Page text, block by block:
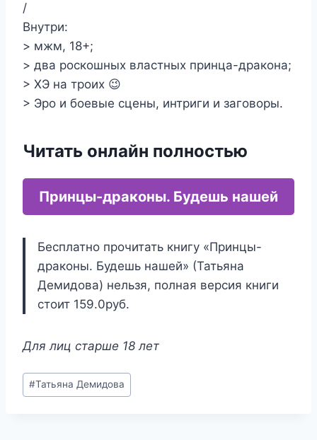
/
Внутри:
> мжм, 18+;
> два роскошных властных принца-дракона;
> ХЭ на троих 😉
> Эро и боевые сцены, интриги и заговоры.
Читать онлайн полностью
Принцы-драконы. Будешь нашей
Бесплатно прочитать книгу «Принцы-
драконы. Будешь нашей» (Татьяна
Демидова) нельзя, полная версия книги
стоит 159.0руб.
Для лиц старше 18 лет
Метки
записи:
#Татьяна Демидова